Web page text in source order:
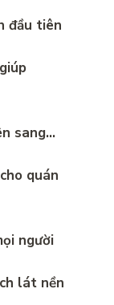
đầu tiên
sang…
người